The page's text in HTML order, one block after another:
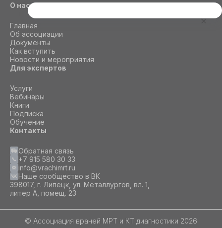
О нас
Главная
Об ассоциации
Документы
Как вступить
Новости и мероприятия
Для экспертов
Услуги
Вебинары
Книги
Подписка
Обучение
Контакты
Обратная связь
+7 915 580 30 33
info@vrachimrt.ru
Наше сообщество в ВК
398017, г. Липецк, ул. Металлургов, вл. 1,
литер А, помещ. 23
© Ассоциация врачей МРТ и КТ диагностики 2026
Этот сайт использует cookie
Для корректной работы данного сайта
необходимы файлы cookie
СОГЛАСИЕ